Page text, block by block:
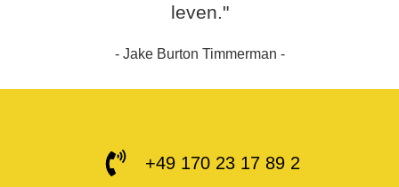
leven."
- Jake Burton Timmerman -
+49 170 23 17 89 2